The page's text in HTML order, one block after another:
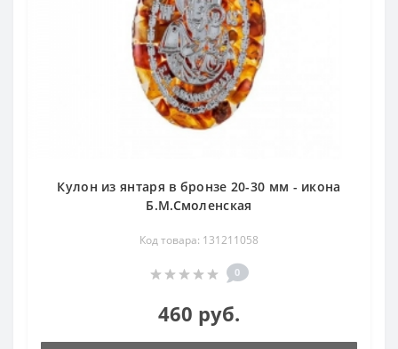
Кулон из янтаря в бронзе 20-30 мм - икона
Б.М.Смоленская
Код товара: 131211058
0
460 руб.